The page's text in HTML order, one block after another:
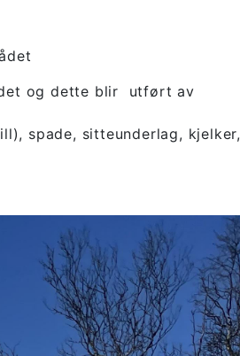
og dette blir utført av
spade, sitteunderlag, kjelker,